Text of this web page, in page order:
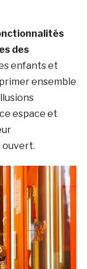
des
enfants et
ensemble
espace et
ouvert.